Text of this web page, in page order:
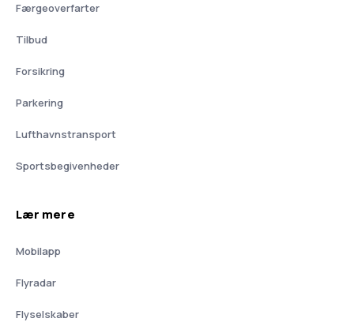
Færgeoverfarter
Tilbud
Forsikring
Parkering
Lufthavnstransport
Sportsbegivenheder
Lær mere
Mobilapp
Flyradar
Flyselskaber